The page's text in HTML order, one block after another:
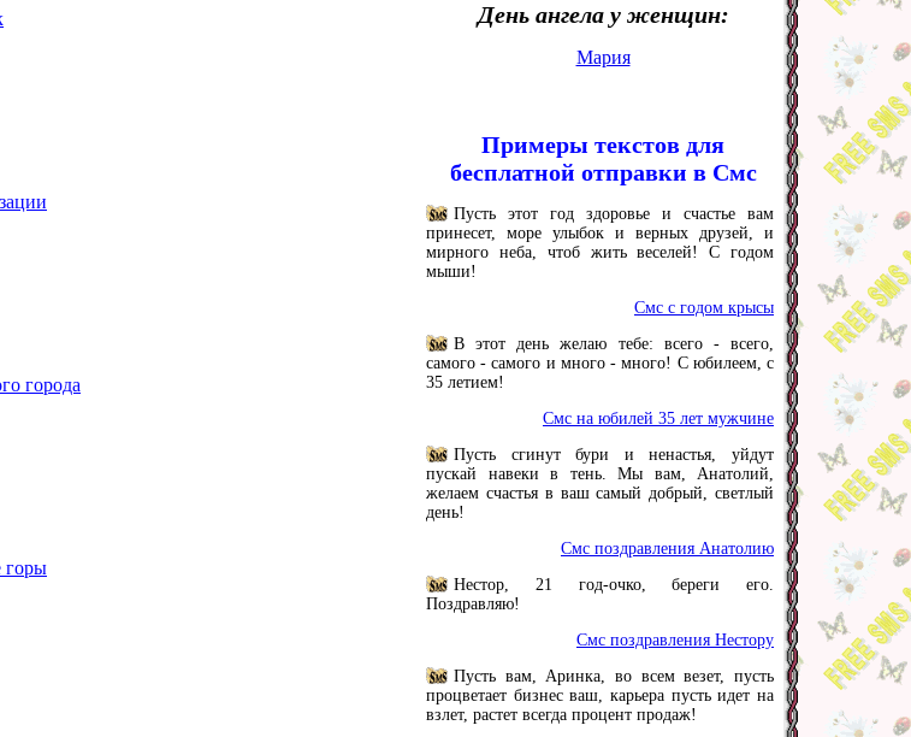
города
горы
День ангела у женщин:
Мария
Примеры текстов для
бесплатной отправки в Смс
Пусть этот год здоровье и счастье вам
принесет, море улыбок и верных друзей, и
мирного неба, чтоб жить веселей! С годом
мыши!
Смс с годом крысы
В этот день желаю тебе: всего - всего,
самого - самого и много - много! С юбилеем, с
35 летием!
Смс на юбилей 35 лет мужчине
Пусть сгинут бури и ненастья, уйдут
пускай навеки в тень. Мы вам, Анатолий,
желаем счастья в ваш самый добрый, светлый
день!
Смс поздравления Анатолию
Нестор, 21 год-очко, береги его.
Поздравляю!
Смс поздравления Нестору
Пусть вам, Аринка, во всем везет, пусть
процветает бизнес ваш, карьера пусть идет на
взлет, растет всегда процент продаж!